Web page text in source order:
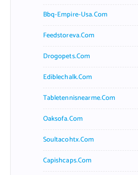
Bbq-Empire-Usa.com
Feedstoreva.com
Drogopets.com
Ediblechalk.com
Tabletennisnearme.com
Oaksofa.com
Soultacohtx.com
Capishcaps.com